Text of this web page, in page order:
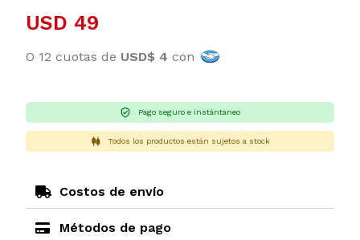
USD 49
O 12 cuotas de USD$ 4 con
Pago seguro e instántaneo
Todos los productos están sujetos a stock
Costos de envío
Métodos de pago